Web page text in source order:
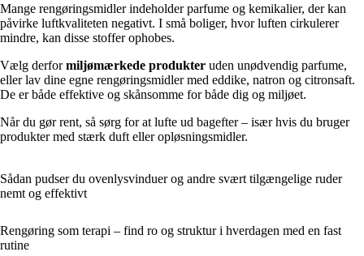
Mange rengøringsmidler indeholder parfume og kemikalier, der kan
påvirke luftkvaliteten negativt. I små boliger, hvor luften cirkulerer
mindre, kan disse stoffer ophobes.
Vælg derformiljømærkede produkter uden unødvendig parfume,
eller lav dine egne rengøringsmidler med eddike, natron og citronsaft.
De er både effektive og skånsomme for både dig og miljøet.
Når du gør rent, så sørg for at lufte ud bagefter – især hvis du bruger
produkter med stærk duft eller opløsningsmidler.
Sådan pudser du ovenlysvinduer og andre svært tilgængelige ruder
nemt og effektivt
Rengøring som terapi – find ro og struktur i hverdagen med en fast
rutine